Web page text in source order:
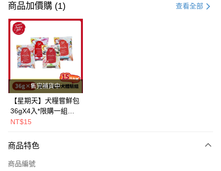
信用卡一次付款
超商取貨付款
LINE Pay
Apple Pay
街口支付
悠遊付
Google Pay
AFTEE先享後付
相關說明
商品加價購 (1) 查看全部
售完補貨中
【星期天】犬糧嘗鮮包
36gX4入*限購一組｜
鱈+鮭+牛+羊（效期
NT$15
商品特色
商品編號